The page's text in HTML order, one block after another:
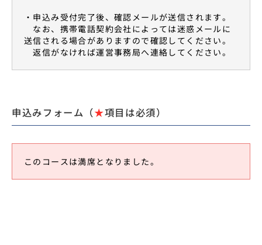
・申込み受付完了後、確認メールが送信されます。
なお、携帯電話契約会社によっては迷惑メールに
送信される場合がありますので確認してください。
返信がなければ運営事務局へ連絡してください。
申込みフォーム（★項目は必須）
このコースは満席となりました。